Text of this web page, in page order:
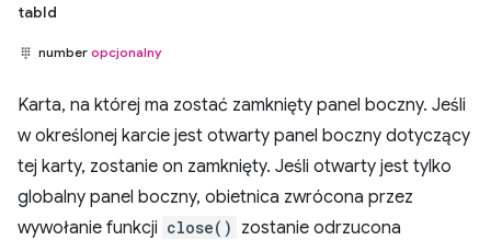
tabId
number opcjonalny
Karta, na której ma zostać zamknięty panel boczny. Jeśli
w określonej karcie jest otwarty panel boczny dotyczący
tej karty, zostanie on zamknięty. Jeśli otwarty jest tylko
globalny panel boczny, obietnica zwrócona przez
wywołanie funkcji close() zostanie odrzucona